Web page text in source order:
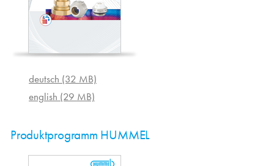
deutsch (32 MB)
english (29 MB)
Produktprogramm HUMMEL